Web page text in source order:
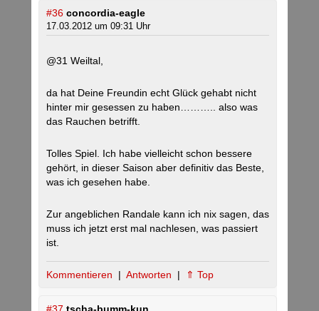
#36 concordia-eagle
17.03.2012 um 09:31 Uhr
@31 Weiltal,
da hat Deine Freundin echt Glück gehabt nicht
hinter mir gesessen zu haben……….. also was
das Rauchen betrifft.
Tolles Spiel. Ich habe vielleicht schon bessere
gehört, in dieser Saison aber definitiv das Beste,
was ich gesehen habe.
Zur angeblichen Randale kann ich nix sagen, das
muss ich jetzt erst mal nachlesen, was passiert
ist.
Kommentieren | Antworten | ⇑ Top